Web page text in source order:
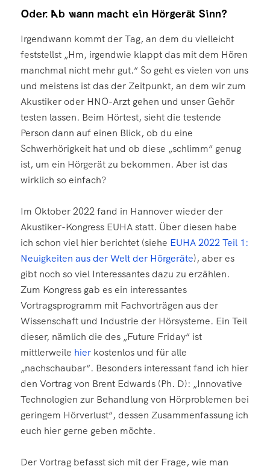
Oder: Ab wann macht ein Hörgerät Sinn?
Irgendwann kommt der Tag, an dem du vielleicht
feststellst „Hm, irgendwie klappt das mit dem Hören
manchmal nicht mehr gut.“ So geht es vielen von uns
und meistens ist das der Zeitpunkt, an dem wir zum
Akustiker oder HNO-Arzt gehen und unser Gehör
testen lassen. Beim Hörtest, sieht die testende
Person dann auf einen Blick, ob du eine
Schwerhörigkeit hat und ob diese „schlimm“ genug
ist, um ein Hörgerät zu bekommen. Aber ist das
wirklich so einfach?
Im Oktober 2022 fand in Hannover wieder der
Akustiker-Kongress EUHA statt. Über diesen habe
ich schon viel hier berichtet (siehe EUHA 2022 Teil 1:
Neuigkeiten aus der Welt der Hörgeräte), aber es
gibt noch so viel Interessantes dazu zu erzählen.
Zum Kongress gab es ein interessantes
Vortragsprogramm mit Fachvorträgen aus der
Wissenschaft und Industrie der Hörsysteme. Ein Teil
dieser, nämlich die des „Future Friday“ ist
mittlerweile hier kostenlos und für alle
„nachschaubar“. Besonders interessant fand ich hier
den Vortrag von Brent Edwards (Ph. D): „Innovative
Technologien zur Behandlung von Hörproblemen bei
geringem Hörverlust“, dessen Zusammenfassung ich
euch hier gerne geben möchte.
Der Vortrag befasst sich mit der Frage, wie man